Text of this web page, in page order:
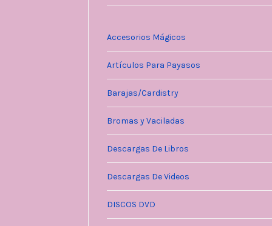
Accesorios Mágicos
Artículos Para Payasos
Barajas/Cardistry
Bromas y Vaciladas
Descargas De Libros
Descargas De Videos
DISCOS DVD